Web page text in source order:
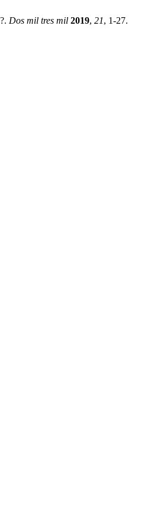
Dos mil tres mil 2019, 21, 1-27.